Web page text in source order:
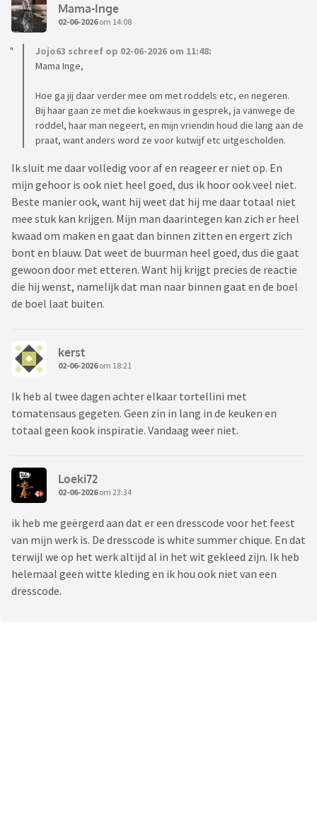
Mama-Inge
02-06-2026om 14:08
Jojo63 schreef op 02-06-2026 om 11:48:
Mama Inge,
Hoe ga jij daar verder mee om met roddels etc, en negeren.
Bij haar gaan ze met die koekwaus in gesprek, ja vanwege de
roddel, haar man negeert, en mijn vriendin houd die lang aan de
praat, want anders word ze voor kutwijf etc uitgescholden.
Ik sluit me daar volledig voor af en reageer er niet op. En
mijn gehoor is ook niet heel goed, dus ik hoor ook veel niet.
Beste manier ook, want hij weet dat hij me daar totaal niet
mee stuk kan krijgen. Mijn man daarintegen kan zich er heel
kwaad om maken en gaat dan binnen zitten en ergert zich
bont en blauw. Dat weet de buurman heel goed, dus die gaat
gewoon door met etteren. Want hij krijgt precies de reactie
die hij wenst, namelijk dat man naar binnen gaat en de boel
de boel laat buiten.
kerst
02-06-2026om 18:21
Ik heb al twee dagen achter elkaar tortellini met
tomatensaus gegeten. Geen zin in lang in de keuken en
totaal geen kook inspiratie. Vandaag weer niet.
Loeki72
02-06-2026om 23:34
ik heb me geërgerd aan dat er een dresscode voor het feest
van mijn werk is. De dresscode is white summer chique. En dat
terwijl we op het werk altijd al in het wit gekleed zijn. Ik heb
helemaal geen witte kleding en ik hou ook niet van een
dresscode.